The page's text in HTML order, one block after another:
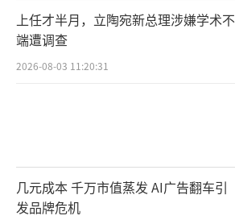
上任才半月，立陶宛新总理涉嫌学术不
端遭调查
2026-08-03 11:20:31
几元成本 千万市值蒸发 AI广告翻车引
发品牌危机